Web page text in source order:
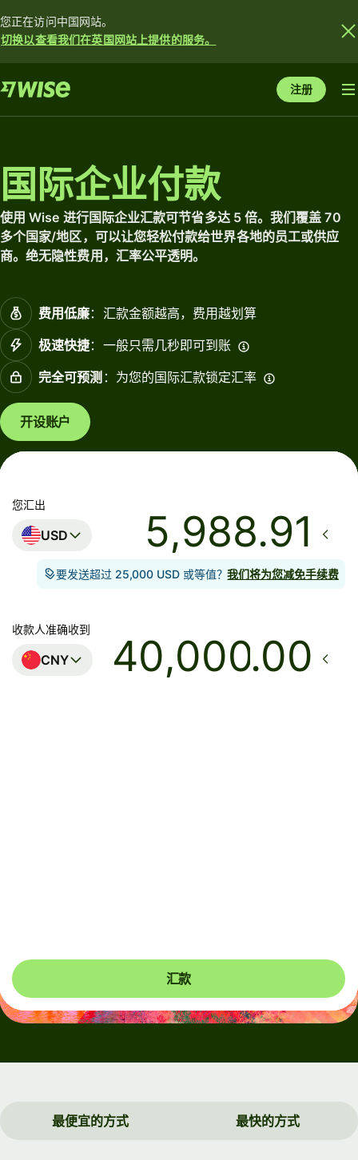
您正在访问中国网站。
切换以查看我们在英国网站上提供的服务。
注册
国际企业付款
使用 Wise 进行国际企业汇款可节省多达 5 倍。我们覆盖 70
多个国家/地区，可以让您轻松付款给世界各地的员工或供应
商。绝无隐性费用，汇率公平透明。
费用低廉：汇款金额越高，费用越划算
极速快捷：一般只需几秒即可到账
完全可预测 ：为您的国际汇款锁定汇率
开设账户
您汇出
USD
要发送超过 25,000 USD 或等值？我们将为您减免手续费
收款人准确收到
CNY .00
汇款
最便宜的方式 最快的方式